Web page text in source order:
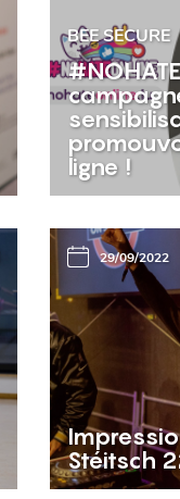
BEE SECURE
ligne !
29/09/2022
Stéitsch